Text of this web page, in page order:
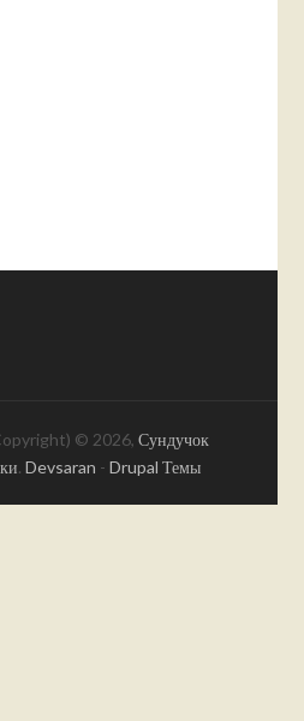
© 2026, Сундучок
. Devsaran - Drupal Темы